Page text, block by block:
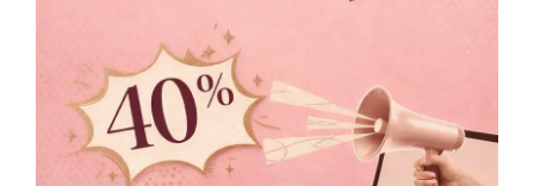
Política de Privacidad // Política de Cambio
© 2021 MARIALUNA